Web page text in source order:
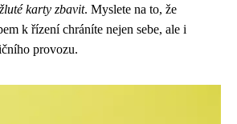
karty zbavit. Myslete na to, že
k řízení chráníte nejen sebe, ale i
provozu.